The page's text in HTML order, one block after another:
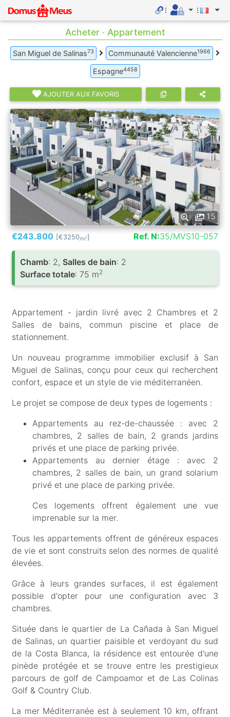
Acheter · Appartement
San Miguel de Salinas73 Communauté Valencienne1966
Espagne4458
AJOUTER AUX FAVORIS
15
€243.800 [€3250/m2] Ref. N:35/MVS10-057
Chamb: 2, Salles de bain: 2
Surface totale: 75 m2
Appartement - jardin livré avec 2 Chambres et 2
Salles de bains, commun piscine et place de
stationnement.
Un nouveau programme immobilier exclusif à San
Miguel de Salinas, conçu pour ceux qui recherchent
confort, espace et un style de vie méditerranéen.
Le projet se compose de deux types de logements :
Appartements au rez-de-chaussée : avec 2
chambres, 2 salles de bain, 2 grands jardins
privés et une place de parking privée.
Appartements au dernier étage : avec 2
chambres, 2 salles de bain, un grand solarium
privé et une place de parking privée.
Ces logements offrent également une vue
imprenable sur la mer.
Tous les appartements offrent de généreux espaces
de vie et sont construits selon des normes de qualité
élevées.
Grâce à leurs grandes surfaces, il est également
possible d'opter pour une configuration avec 3
chambres.
Située dans le quartier de La Cañada à San Miguel
de Salinas, un quartier paisible et verdoyant du sud
de la Costa Blanca, la résidence est entourée d'une
pinède protégée et se trouve entre les prestigieux
parcours de golf de Campoamor et de Las Colinas
Golf & Country Club.
La mer Méditerranée est à seulement 10 km, offrant